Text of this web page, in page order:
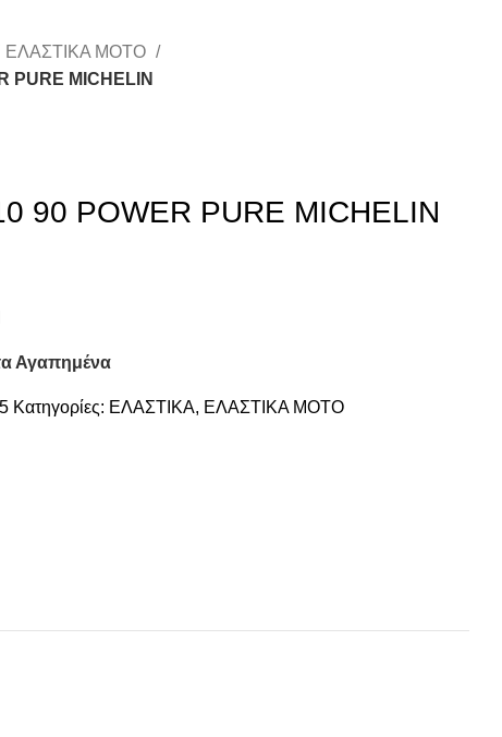
ΕΛΑΣΤΙΚΑ ΜΟΤΟ
PURE MICHELIN
90 POWER PURE MICHELIN
Αγαπημένα
Κατηγορίες: ΕΛΑΣΤΙΚΑ, ΕΛΑΣΤΙΚΑ ΜΟΤΟ